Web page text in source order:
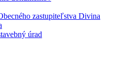
zastupiteľstva Divina
úrad